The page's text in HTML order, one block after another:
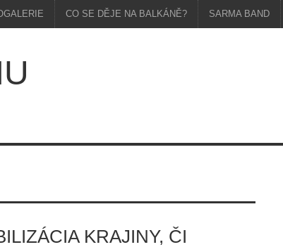
CO SE DĚJE NA BALKÁNĚ? SARMA BAND
KRAJINY, ČI